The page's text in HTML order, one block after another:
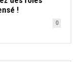
!
0